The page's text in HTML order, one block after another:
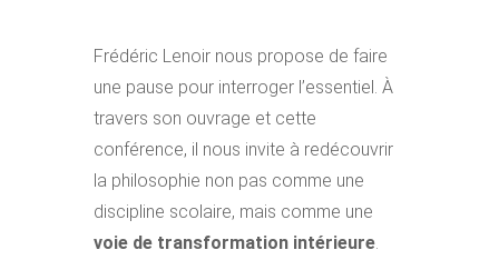
Frédéric Lenoir nous propose de faire
une pause pour interroger l’essentiel. À
travers son ouvrage et cette
conférence, il nous invite à redécouvrir
la philosophie non pas comme une
discipline scolaire, mais comme une
voie de transformation intérieure.